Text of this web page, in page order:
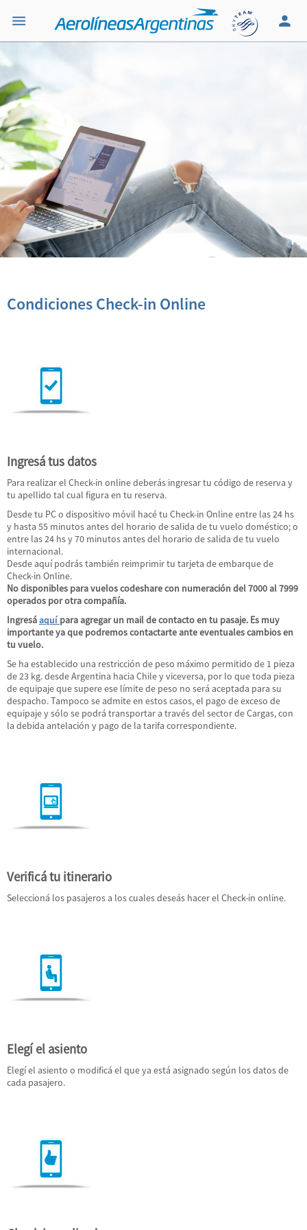
Condiciones Check-in Online
Ingresá tus datos
Para realizar el Check-in online deberás ingresar tu código de reserva y
tu apellido tal cual figura en tu reserva.
Desde tu PC o dispositivo móvil hacé tu Check-in Online entre las 24 hs
y hasta 55 minutos antes del horario de salida de tu vuelo doméstico; o
entre las 24 hs y 70 minutos antes del horario de salida de tu vuelo
internacional.
Desde aquí podrás también reimprimir tu tarjeta de embarque de
Check-in Online.
No disponibles para vuelos codeshare con numeración del 7000 al 7999
operados por otra compañía.
Ingresáaquí para agregar un mail de contacto en tu pasaje. Es muy
importante ya que podremos contactarte ante eventuales cambios en
tu vuelo.
Se ha establecido una restricción de peso máximo permitido de 1 pieza
de 23 kg. desde Argentina hacia Chile y viceversa, por lo que toda pieza
de equipaje que supere ese límite de peso no será aceptada para su
despacho. Tampoco se admite en estos casos, el pago de exceso de
equipaje y sólo se podrá transportar a través del sector de Cargas, con
la debida antelación y pago de la tarifa correspondiente.
Verificá tu itinerario
Seleccioná los pasajeros a los cuales deseás hacer el Check-in online.
Elegí el asiento
Elegí el asiento o modificá el que ya está asignado según los datos de
cada pasajero.